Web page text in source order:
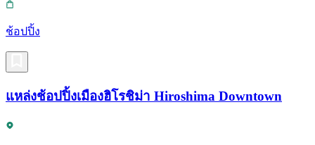
ช้อปปิ้ง
แหล่งช้อปปิ้งเมืองฮิโรชิม่า Hiroshima Downtown